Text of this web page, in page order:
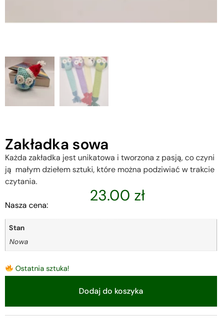
Zakładka sowa
Każda zakładka jest unikatowa i tworzona z pasją, co czyni
ją małym dziełem sztuki, które można podziwiać w trakcie
czytania.
Nasza cena:
23.00 zł
Stan
Nowa
Ostatnia sztuka!
Dodaj do koszyka